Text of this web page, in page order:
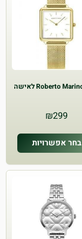
₪299
בחר אפשרויות